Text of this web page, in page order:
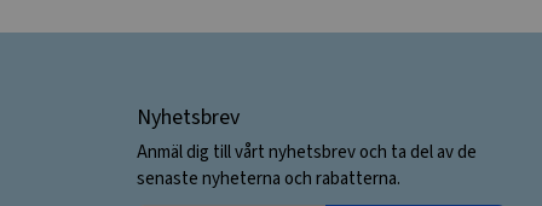
Nyhetsbrev
Anmäl dig till vårt nyhetsbrev och ta del av de
senaste nyheterna och rabatterna.